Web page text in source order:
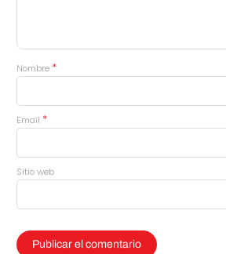
Nombre *
Email *
Sitio web